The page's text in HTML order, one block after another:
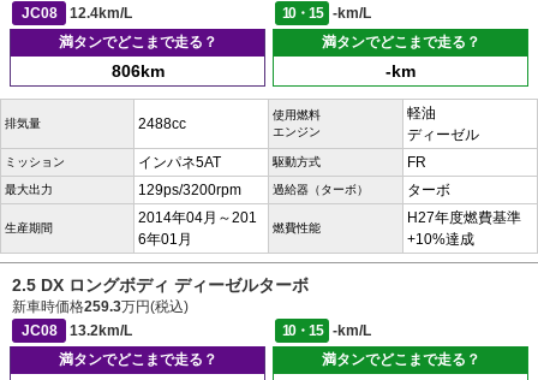
JC08
12.4km/L 10・15
-km/L
満タンでどこまで走る？
806km
満タンでどこまで走る？
-km
排気量 2488cc
使用燃料
エンジン
軽油
ディーゼル
ミッション インパネ5AT 駆動方式 FR
最大出力 129ps/3200rpm 過給器（ターボ） ターボ
生産期間
2014年04月～201
6年01月
燃費性能
H27年度燃費基準
+10%達成
2.5 DX ロングボディ ディーゼルターボ
新車時価格259.3万円(税込)
JC08
13.2km/L 10・15
-km/L
満タンでどこまで走る？
満タンでどこまで走る？